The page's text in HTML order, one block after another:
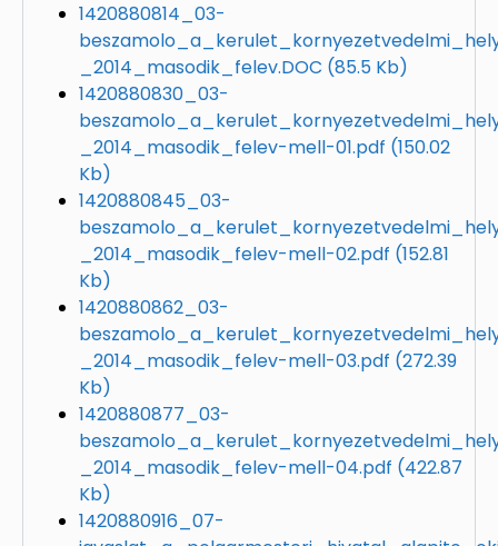
1420880814_03-
_2014_masodik_felev.DOC (85.5 Kb)
1420880830_03-
_2014_masodik_felev-mell-01.pdf (150.02
Kb)
1420880845_03-
_2014_masodik_felev-mell-02.pdf (152.81
Kb)
1420880862_03-
_2014_masodik_felev-mell-03.pdf (272.39
Kb)
1420880877_03-
_2014_masodik_felev-mell-04.pdf (422.87
Kb)
1420880916_07-